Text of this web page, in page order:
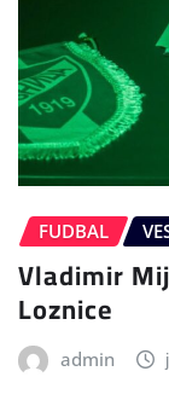
FUDBAL
Vladimir
Loznice
admin